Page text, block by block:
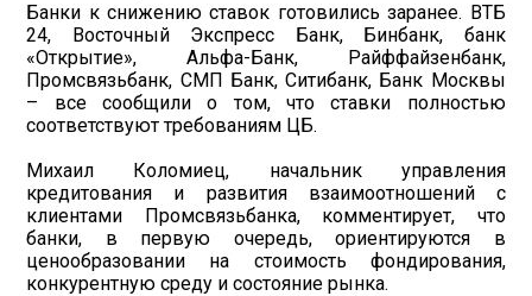
Банки к снижению ставок готовились заранее. ВТБ
24, Восточный Экспресс Банк, Бинбанк, банк
«Открытие», Альфа-Банк, Райффайзенбанк,
Промсвязьбанк, СМП Банк, Ситибанк, Банк Москвы
– все сообщили о том, что ставки полностью
соответствуют требованиям ЦБ.
Михаил Коломиец, начальник управления
кредитования и развития взаимоотношений с
клиентами Промсвязьбанка, комментирует, что
банки, в первую очередь, ориентируются в
ценообразовании на стоимость фондирования,
конкурентную среду и состояние рынка.